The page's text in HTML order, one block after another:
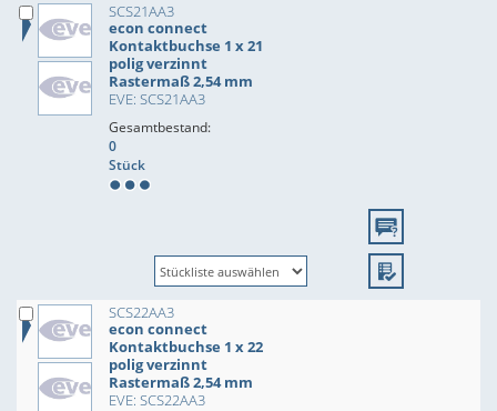
SCS21AA3
econ connect
Kontaktbuchse 1 x 21
polig verzinnt
Rastermaß 2,54 mm
EVE: SCS21AA3
Gesamtbestand:
0
Stück
SCS22AA3
econ connect
Kontaktbuchse 1 x 22
polig verzinnt
Rastermaß 2,54 mm
EVE: SCS22AA3